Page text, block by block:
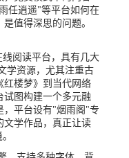
任逍遥"等平台如何在
值得深思的问题。
阅读平台，具有几大
学资源，尤其注重古
红楼梦》到当代网络
试图构建一个多元融
，平台设有"烟雨阁"专
文学作品，真正让读